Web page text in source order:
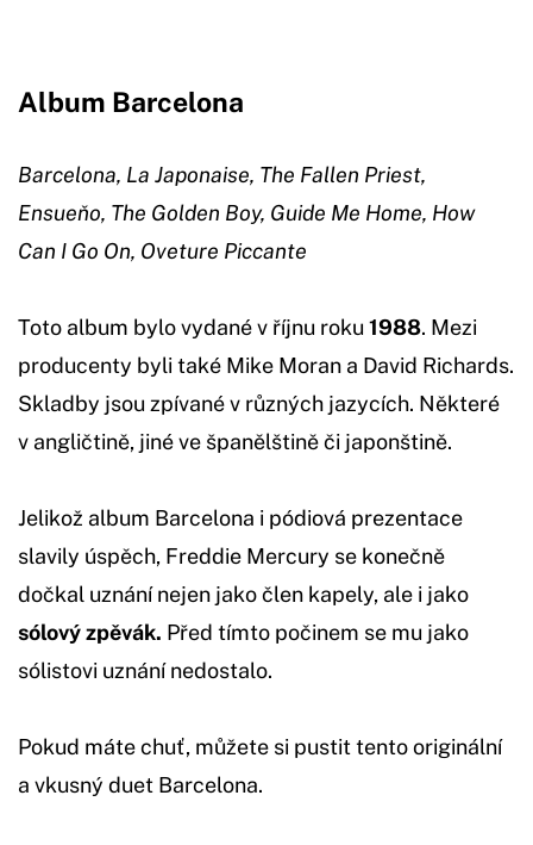
Album Barcelona
Barcelona, La Japonaise, The Fallen Priest,
Ensueňo, The Golden Boy, Guide Me Home, How
Can I Go On, Oveture Piccante
Toto album bylo vydané v říjnu roku 1988. Mezi
producenty byli také Mike Moran a David Richards.
Skladby jsou zpívané v různých jazycích. Některé
v angličtině, jiné ve španělštině či japonštině.
Jelikož album Barcelona i pódiová prezentace
slavily úspěch, Freddie Mercury se konečně
dočkal uznání nejen jako člen kapely, ale i jako
sólový zpěvák. Před tímto počinem se mu jako
sólistovi uznání nedostalo.
Pokud máte chuť, můžete si pustit tento originální
a vkusný duet Barcelona.